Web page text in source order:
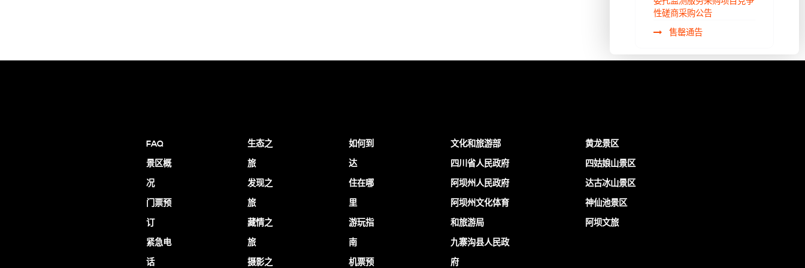
性磋商采购公告
售罄通告
FAQ
景区概
况
门票预
订
紧急电
话
生态之
旅
发现之
旅
藏情之
旅
摄影之
如何到
达
住在哪
里
游玩指
南
机票预
文化和旅游部
四川省人民政府
阿坝州人民政府
阿坝州文化体育
和旅游局
九寨沟县人民政
府
黄龙景区
四姑娘山景区
达古冰山景区
神仙池景区
阿坝文旅